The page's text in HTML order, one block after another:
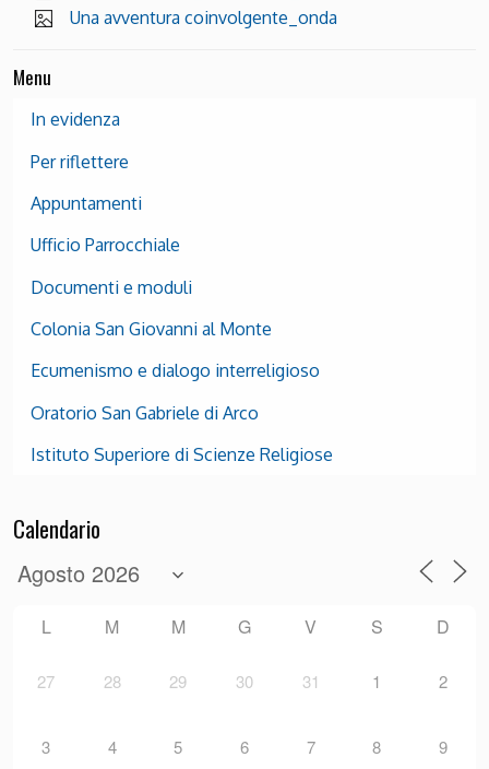
Una avventura coinvolgente_onda
Menu
In evidenza
Per riflettere
Appuntamenti
Ufficio Parrocchiale
Documenti e moduli
Colonia San Giovanni al Monte
Ecumenismo e dialogo interreligioso
Oratorio San Gabriele di Arco
Istituto Superiore di Scienze Religiose
Calendario
L M M G V S D
27 28 29 30 31 1 2
3 4 5 6 7 8 9